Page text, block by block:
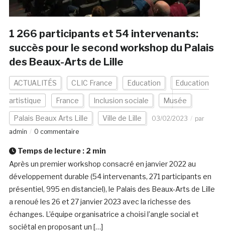
1 266 participants et 54 intervenants:
succès pour le second workshop du Palais
des Beaux-Arts de Lille
ACTUALITÉS CLIC France Education Education
artistique France Inclusion sociale Musée
Palais Beaux Arts Lille Ville de Lille 03/02/2023
par
admin
0 commentaire
Temps de lecture : 2 min
Après un premier workshop consacré en janvier 2022 au
développement durable (54 intervenants, 271 participants en
présentiel, 995 en distanciel), le Palais des Beaux-Arts de Lille
a renoué les 26 et 27 janvier 2023 avec la richesse des
échanges. L’équipe organisatrice a choisi l’angle social et
sociétal en proposant un […]